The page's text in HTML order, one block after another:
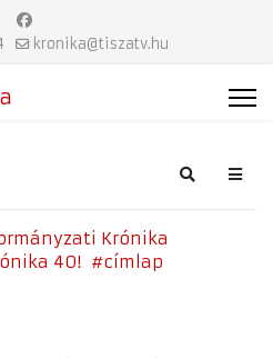
kronika@tiszatv.hu
Search
Krónika
40!
címlap